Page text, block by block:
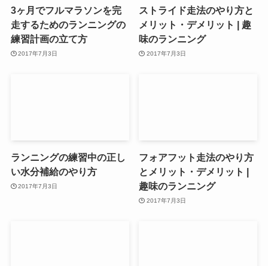
3ヶ月でフルマラソンを完
走するためのランニングの
練習計画の立て方
2017年7月3日
ストライド走法のやり方と
メリット・デメリット | 趣
味のランニング
2017年7月3日
ランニングの練習中の正し
い水分補給のやり方
2017年7月3日
フォアフット走法のやり方
とメリット・デメリット |
趣味のランニング
2017年7月3日